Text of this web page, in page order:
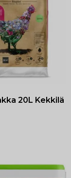
20L Kekkilä